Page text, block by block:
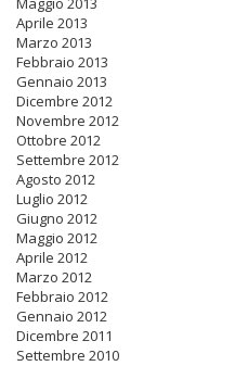
Aprile 2013
Marzo 2013
Febbraio 2013
Gennaio 2013
Dicembre 2012
Novembre 2012
Ottobre 2012
Settembre 2012
Agosto 2012
Luglio 2012
Giugno 2012
Maggio 2012
Aprile 2012
Marzo 2012
Febbraio 2012
Gennaio 2012
Dicembre 2011
Settembre 2010